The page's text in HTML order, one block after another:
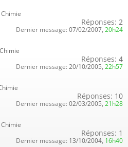
Réponses: 2
Dernier message: 07/02/2007, 20h24
Réponses: 4
Dernier message: 20/10/2005, 22h57
Réponses: 10
Dernier message: 02/03/2005, 21h28
Réponses: 1
Dernier message: 13/10/2004, 16h40